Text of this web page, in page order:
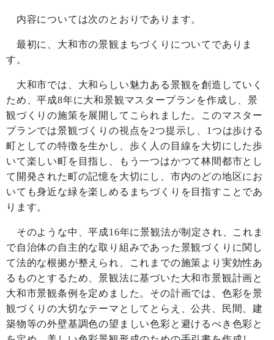
内容については次のとおりであります。
最初に、大和市の景観まちづくりについてでありま
す。
大和市では、大和らしい魅力ある景観を創造していく
ため、平成8年に大和景観マスタープランを作成し、景
観づくりの施策を展開してこられました。このマスター
プランでは景観づくりの視点を2つ提示し、 1 つは歩ける
町としての特徴を生かし、歩く人の目線を大切にした歩
いて楽しい町を目指し、もう一つはかつて林間都市とし
て開発された町の記憶を大切にし、市内のどの地区にお
いても身近な緑を楽しめるまちづくりを目指すことであ
ります。
そのような中、平成16年に景観法が制定され、これま
で自治体の自主的な取り組みであった景観づくりに関し
て法的な根拠が整えられ、これまでの施策より実効性あ
るものとするため、景観法に基づいた大和市景観計画と
大和市景観条例を定めました。その計画では、色彩を景
観づくりの大切なテーマとしてとらえ、公共、民間、建
築物等の外壁基調色の望ましい色彩と避けるべき色彩と